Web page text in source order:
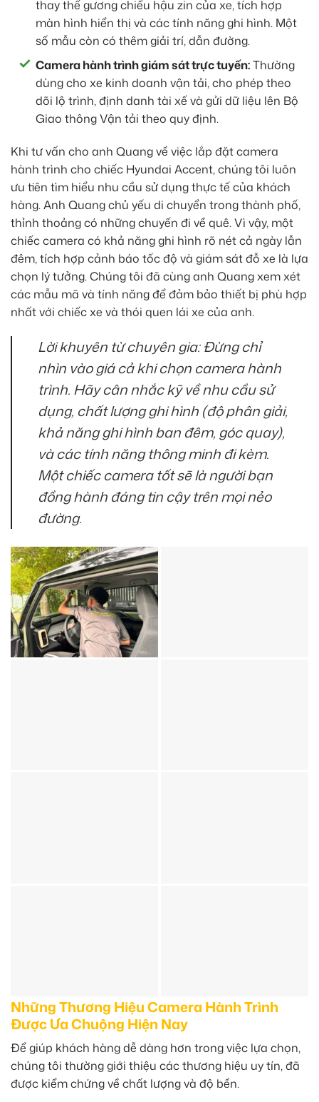
thay thế gương chiếu hậu zin của xe, tích hợp
màn hình hiển thị và các tính năng ghi hình. Một
số mẫu còn có thêm giải trí, dẫn đường.
Camera hành trình giám sát trực tuyến:Thường
dùng cho xe kinh doanh vận tải, cho phép theo
dõi lộ trình, định danh tài xế và gửi dữ liệu lên Bộ
Giao thông Vận tải theo quy định.
Khi tư vấn cho anh Quang về việc lắp đặt camera
hành trình cho chiếc Hyundai Accent, chúng tôi luôn
ưu tiên tìm hiểu nhu cầu sử dụng thực tế của khách
hàng. Anh Quang chủ yếu di chuyển trong thành phố,
thỉnh thoảng có những chuyến đi về quê. Vì vậy, một
chiếc camera có khả năng ghi hình rõ nét cả ngày lẫn
đêm, tích hợp cảnh báo tốc độ và giám sát đỗ xe là lựa
chọn lý tưởng. Chúng tôi đã cùng anh Quang xem xét
các mẫu mã và tính năng để đảm bảo thiết bị phù hợp
nhất với chiếc xe và thói quen lái xe của anh.
Lời khuyên từ chuyên gia:Đừng chỉ
nhìn vào giá cả khi chọn camera hành
trình. Hãy cân nhắc kỹ về nhu cầu sử
dụng, chất lượng ghi hình (độ phân giải,
khả năng ghi hình ban đêm, góc quay),
và các tính năng thông minh đi kèm.
Một chiếc camera tốt sẽ là người bạn
đồng hành đáng tin cậy trên mọi nẻo
đường.
Những Thương Hiệu Camera Hành Trình
Được Ưa Chuộng Hiện Nay
Để giúp khách hàng dễ dàng hơn trong việc lựa chọn,
chúng tôi thường giới thiệu các thương hiệu uy tín, đã
được kiểm chứng về chất lượng và độ bền.